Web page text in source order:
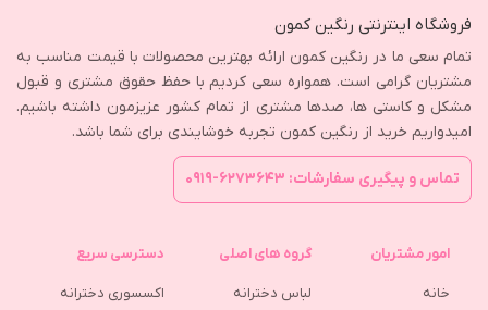
فروشگاه اینترنتی رنگین کمون
تمام سعی ما در رنگین کمون ارائه بهترین محصولات با قیمت مناسب به
مشتریان گرامی است. همواره سعی کردیم با حفظ حقوق مشتری و قبول
مشکل و کاستی ها، صدها مشتری از تمام کشور عزیزمون داشته باشیم.
امیدواریم خرید از رنگین کمون تجربه خوشایندی برای شما باشد.
تماس و پیگیری سفارشات: ۶۲۷۳۶۴۳-۰۹۱۹
امور مشتریان
خانه
گروه های اصلی
لباس دخترانه
دسترسی سریع
اکسسوری دخترانه